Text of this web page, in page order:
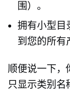
围）。
拥有小型目
到您的所有
顺便说一下，
只显示类别名